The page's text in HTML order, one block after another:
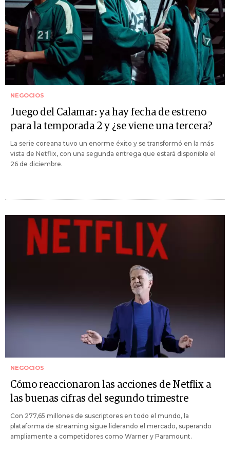
NEGOCIOS
Juego del Calamar: ya hay fecha de estreno
para la temporada 2 y ¿se viene una tercera?
La serie coreana tuvo un enorme éxito y se transformó en la más
vista de Netflix, con una segunda entrega que estará disponible el
26 de diciembre.
NEGOCIOS
Cómo reaccionaron las acciones de Netflix a
las buenas cifras del segundo trimestre
Con 277,65 millones de suscriptores en todo el mundo, la
plataforma de streaming sigue liderando el mercado, superando
ampliamente a competidores como Warner y Paramount.